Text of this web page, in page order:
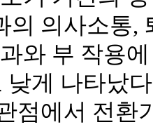
의 의사소통,
와 부 작용
낮게 나타났
점에서 전환